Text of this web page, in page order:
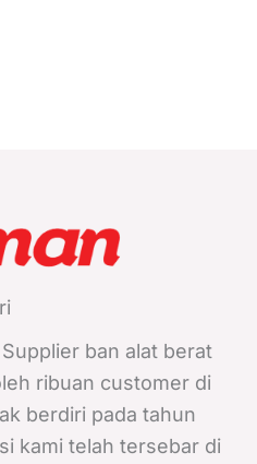
ban alat berat
ribuan customer di
berdiri pada tahun
kami telah tersebar di